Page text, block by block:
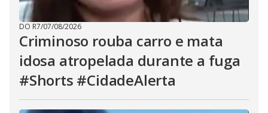
DO R7/07/08/2026
Criminoso rouba carro e mata
idosa atropelada durante a fuga
#Shorts #CidadeAlerta